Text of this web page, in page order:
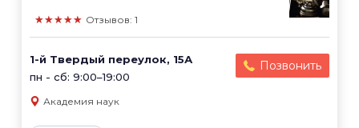
★★★★★ Отзывов: 1
1-й Твердый переулок, 15А
пн - сб: 9:00–19:00
Позвонить
Академия наук